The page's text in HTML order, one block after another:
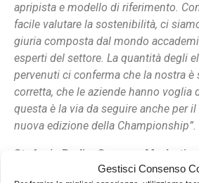
Gestisci Consenso
apripista e modello di riferimento.
facile valutare la sostenibilità, ci
giuria composta dal mondo
esperti del settore. La quantità degli
pervenuti ci conferma che la nostra è
corretta, che le aziende hanno voglia
questa è la via da seguire anche per
nuova edizione della Championship”.
Stefania Bedin, Owner – Marketing
, ricevendo il premio ha